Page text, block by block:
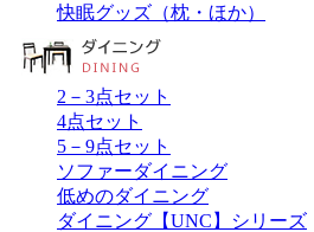
快眠グッズ（枕・ほか）
2－3点セット
4点セット
5－9点セット
ソファーダイニング
低めのダイニング
ダイニング【UNC】シリーズ